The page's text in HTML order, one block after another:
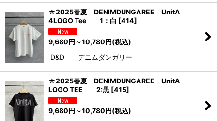
☆2025春夏 DENIMDUNGAREE UnitA
4LOGO Tee 1：白 [414]
9,680円 ～10,780円(税込)
D&D デニムダンガリー
☆2025春夏 DENIMDUNGAREE UnitA
LOGO TEE 2:黒 [415]
9,680円 ～10,780円(税込)